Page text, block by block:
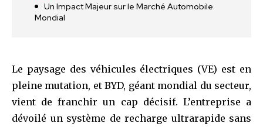
Un Impact Majeur sur le Marché Automobile
Mondial
Le paysage des véhicules électriques (VE) est en
pleine mutation, et BYD, géant mondial du secteur,
vient de franchir un cap décisif. L’entreprise a
dévoilé un système de recharge ultrarapide sans